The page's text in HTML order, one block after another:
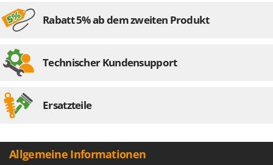
Rabatt 5% ab dem zweiten Produkt
Technischer Kundensupport
Ersatzteile
Allgemeine Informationen